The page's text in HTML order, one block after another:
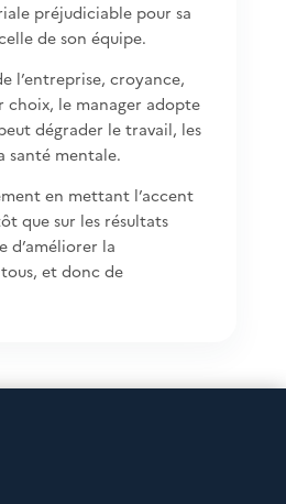
préjudiciable pour sa
de son équipe.
l’entreprise, croyance,
choix, le manager adopte
dégrader le travail, les
santé mentale.
en mettant l’accent
que sur les résultats
d’améliorer la
et donc de